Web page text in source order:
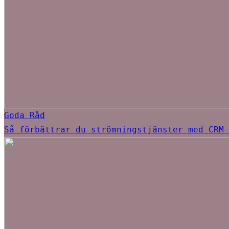
Goda Råd
Så förbättrar du strömningstjänster med